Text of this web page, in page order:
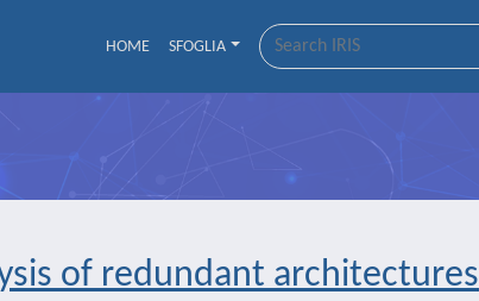
HOME SFOGLIA
of redundant architectures